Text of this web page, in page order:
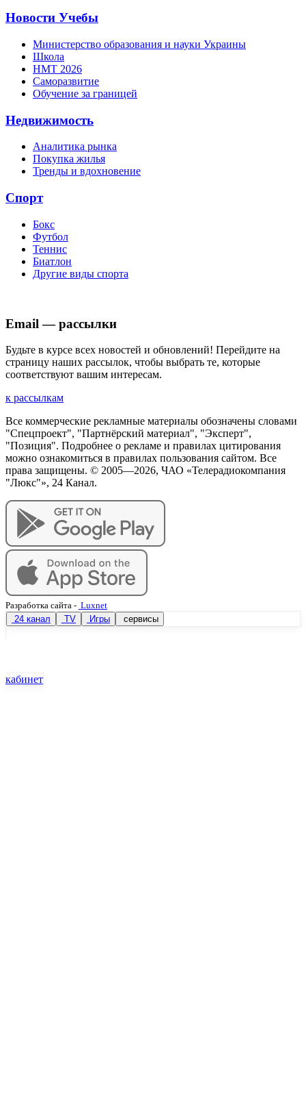
Новости Учебы
Министерство образования и науки Украины
Школа
НМТ 2026
Саморазвитие
Обучение за границей
Недвижимость
Аналитика рынка
Покупка жилья
Тренды и вдохновение
Спорт
Бокс
Футбол
Теннис
Биатлон
Другие виды спорта
Email — рассылки
Будьте в курсе всех новостей и обновлений! Перейдите на
страницу наших рассылок, чтобы выбрать те, которые
соответствуют вашим интересам.
к рассылкам
Все коммерческие рекламные материалы обозначены словами
"Спецпроект", "Партнёрский материал", "Эксперт",
"Позиция". Подробнее о рекламе и правилах цитирования
можно ознакомиться в правилах пользования сайтом. Все
права защищены. © 2005—2026, ЧАО «Телерадиокомпания
"Люкс"», 24 Канал.
Разработка сайта - Luxnet
24 канал
TV Игры сервисы
кабинет